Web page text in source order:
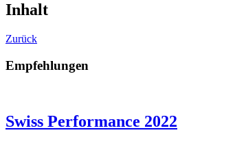
Inhalt
Zurück
Empfehlungen
Swiss Performance 2022